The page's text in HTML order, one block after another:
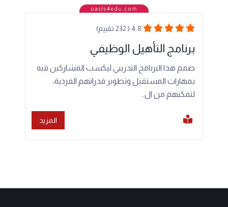
4.8 ( 232 تقييم)
برنامج التأهيل الوظيفي
صمم هذا البرنامج التدريبي ليكسب المشاركين فيه
بمهارات المستقبل وتطوير قدراتهم الفردية،
لتمكنهم من ال..
المزيد